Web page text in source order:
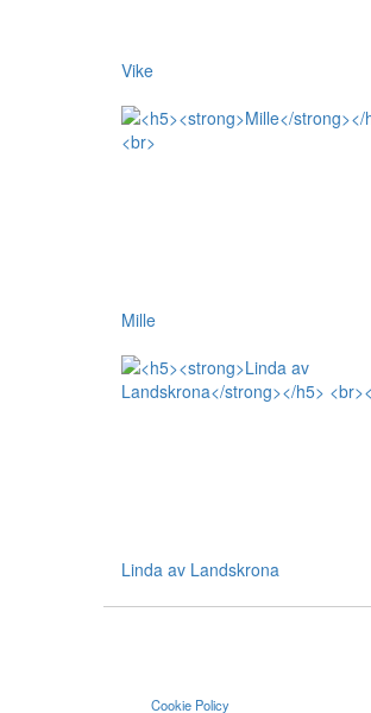
Vike
Mille
Linda av Landskrona
Cookie Policy